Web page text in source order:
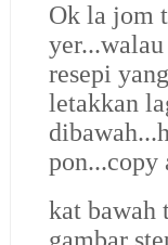
Ok la jom
resepi
letakkan
pon...copy
kat bawah